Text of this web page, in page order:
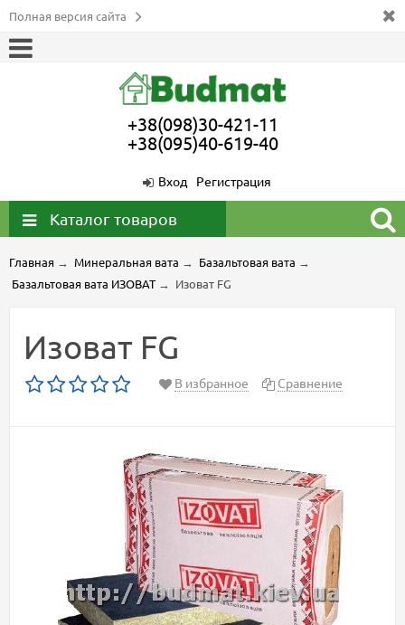
Полная версия сайта
+38(098)30-421-11
+38(095)40-619-40
Вход Регистрация
Каталог товаров
Главная → Минеральная вата → Базальтовая вата →
Базальтовая вата ИЗОВАТ→ Изоват FG
Изоват FG
В избранное Сравнение